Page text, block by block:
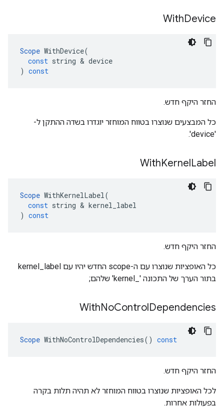
WithDevice
Scope WithDevice(
const string & device
) const
החזר היקף חדש.
כל המבצעים שנוצרו בטווח המוחזר יוגדרו בשדה ההתקן ל-
'device'.
WithKernelLabel
Scope WithKernelLabel(
const string & kernel_label
) const
החזר היקף חדש.
כל האופציות שנוצרו עם ה-scope החדש יהיו עם kernel_label
בתור הערך של התכונה '_kernel' שלהם;
WithNoControlDependencies
Scope WithNoControlDependencies() const
החזר היקף חדש.
לכל האופציות שנוצרו בטווח המוחזר לא תהיה תלות בקרה
בפעולות אחרות.